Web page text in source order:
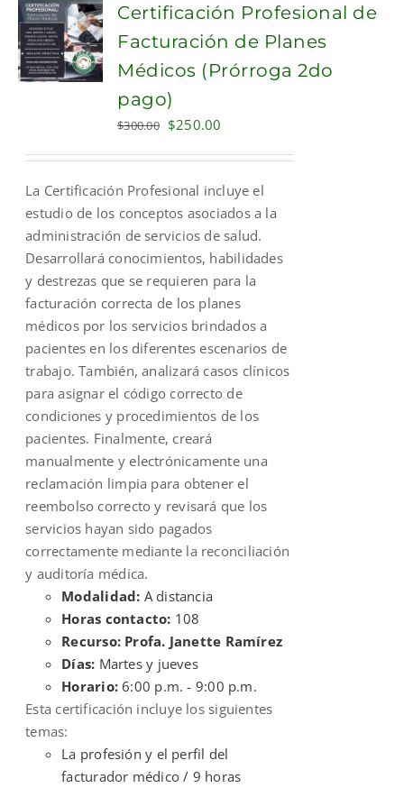
ADD TO
Certificación Profesional de
Facturación de Planes
Médicos (Prórroga 2do
pago)
$300.00 Original
$300.00.
$250.00
$250.00.
La Certificación Profesional incluye el
estudio de los conceptos asociados a la
administración de servicios de salud.
Desarrollará conocimientos, habilidades
y destrezas que se requieren para la
facturación correcta de los planes
médicos por los servicios brindados a
pacientes en los diferentes escenarios de
trabajo. También, analizará casos clínicos
para asignar el código correcto de
condiciones y procedimientos de los
pacientes. Finalmente, creará
manualmente y electrónicamente una
reclamación limpia para obtener el
reembolso correcto y revisará que los
servicios hayan sido pagados
correctamente mediante la reconciliación
y auditoría médica.
Modalidad: A distancia
Horas contacto: 108
Recurso: Profa. Janette Ramírez
Días: Martes y jueves
Horario:6:00 p.m. - 9:00 p.m.
Esta certificación incluye los siguientes
temas:
La profesión y el perfil del
facturador médico / 9 horas